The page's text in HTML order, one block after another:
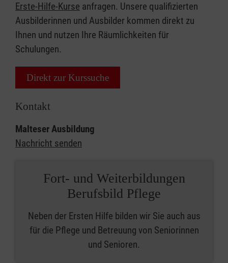
Erste-Hilfe-Kurse anfragen. Unsere qualifizierten
Ausbilderinnen und Ausbilder kommen direkt zu
Ihnen und nutzen Ihre Räumlichkeiten für
Schulungen.
Direkt zur Kurssuche
Kontakt
Malteser Ausbildung
Nachricht senden
Fort- und Weiterbildungen
Berufsbild Pflege
Neben der Ersten Hilfe bilden wir Sie auch aus
für die Pflege und Betreuung von Seniorinnen
und Senioren.